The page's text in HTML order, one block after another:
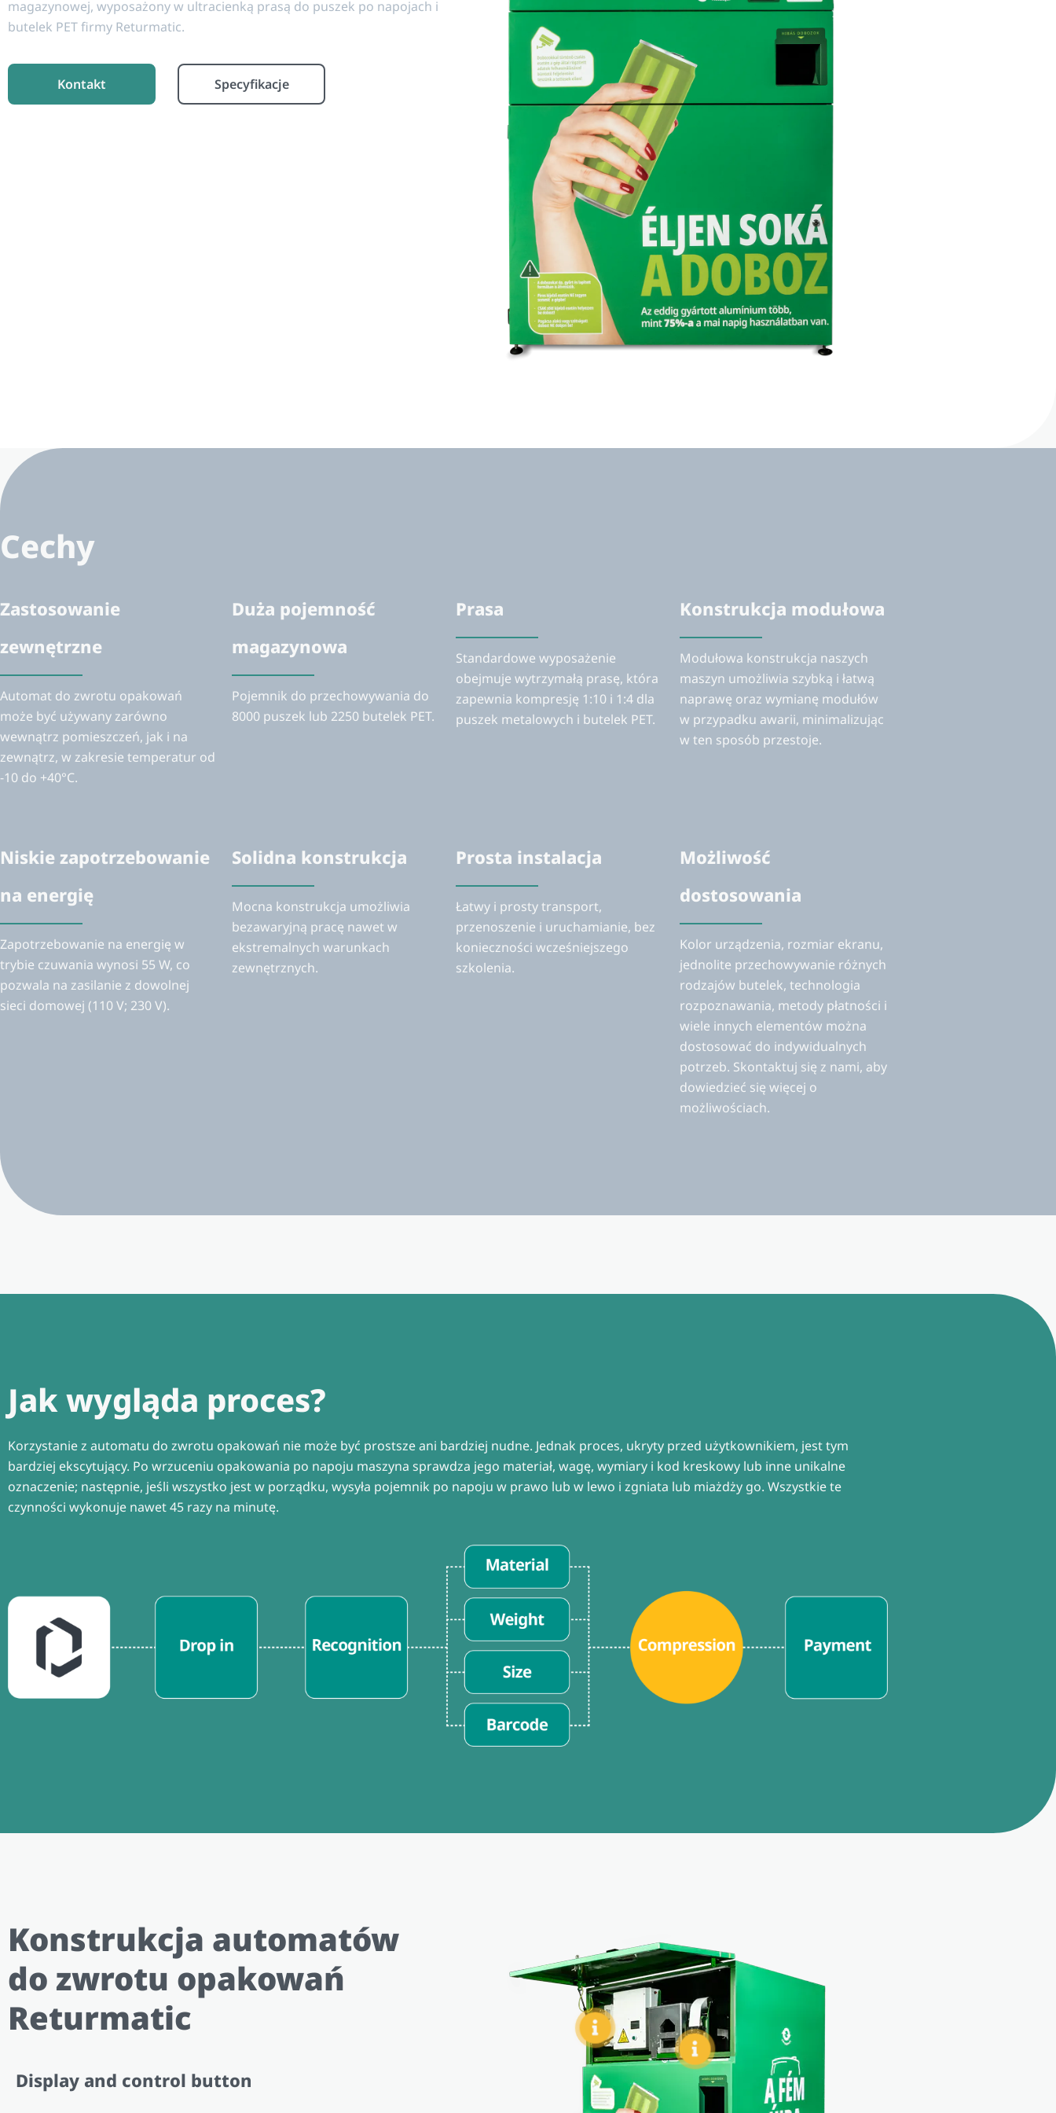
magazynowej, wyposażony w ultracienką prasą do puszek po napojach i
butelek PET firmy Returmatic.
Kontakt Specyfikacje
Cechy
Zastosowanie
zewnętrzne
Automat do zwrotu opakowań
może być używany zarówno
wewnątrz pomieszczeń, jak i na
zewnątrz, w zakresie temperatur od
-10 do +40°C.
Duża pojemność
magazynowa
Pojemnik do przechowywania do
8000 puszek lub 2250 butelek PET.
Prasa
Standardowe wyposażenie
obejmuje wytrzymałą prasę, która
zapewnia kompresję 1:10 i 1:4 dla
puszek metalowych i butelek PET.
Konstrukcja modułowa
Modułowa konstrukcja naszych
maszyn umożliwia szybką i łatwą
naprawę oraz wymianę modułów
w przypadku awarii, minimalizując
w ten sposób przestoje.
Niskie zapotrzebowanie
na energię
Zapotrzebowanie na energię w
trybie czuwania wynosi 55 W, co
pozwala na zasilanie z dowolnej
sieci domowej (110 V; 230 V).
Solidna konstrukcja
Mocna konstrukcja umożliwia
bezawaryjną pracę nawet w
ekstremalnych warunkach
zewnętrznych.
Prosta instalacja
Łatwy i prosty transport,
przenoszenie i uruchamianie, bez
konieczności wcześniejszego
szkolenia.
Możliwość
dostosowania
Kolor urządzenia, rozmiar ekranu,
jednolite przechowywanie różnych
rodzajów butelek, technologia
rozpoznawania, metody płatności i
wiele innych elementów można
dostosować do indywidualnych
potrzeb. Skontaktuj się z nami, aby
dowiedzieć się więcej o
możliwościach.
Jak wygląda proces?
Korzystanie z automatu do zwrotu opakowań nie może być prostsze ani bardziej nudne. Jednak proces, ukryty przed użytkownikiem, jest tym
bardziej ekscytujący. Po wrzuceniu opakowania po napoju maszyna sprawdza jego materiał, wagę, wymiary i kod kreskowy lub inne unikalne
oznaczenie; następnie, jeśli wszystko jest w porządku, wysyła pojemnik po napoju w prawo lub w lewo i zgniata lub miażdży go. Wszystkie te
czynności wykonuje nawet 45 razy na minutę.
Konstrukcja automatów
do zwrotu opakowań
Returmatic
Display and control button Moduł rozpoznawania i prasa